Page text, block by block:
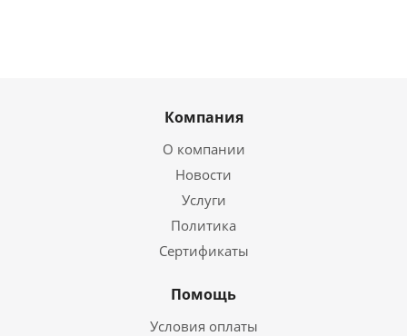
Компания
О компании
Новости
Услуги
Политика
Сертификаты
Помощь
Условия оплаты